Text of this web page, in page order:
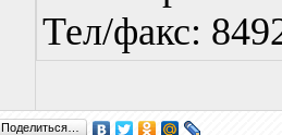
Тел/факс:
Поделиться…